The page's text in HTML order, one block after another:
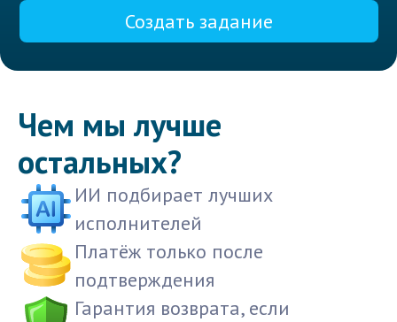
Создать задание
Чем мы лучше
остальных?
ИИ подбирает лучших
исполнителей
Платёж только после
подтверждения
Гарантия возврата, если